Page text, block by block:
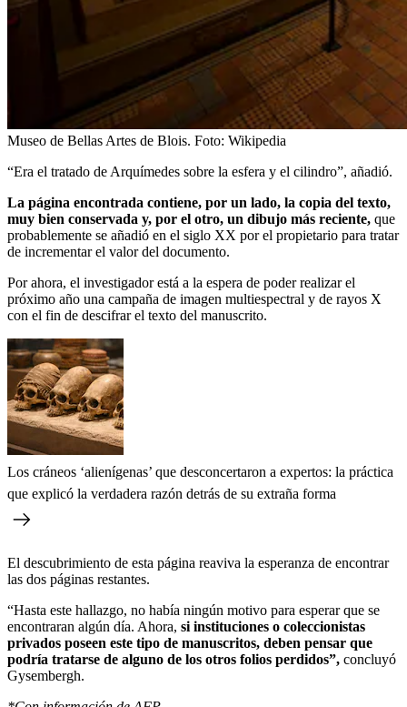
Museo de Bellas Artes de Blois. Foto: Wikipedia
“Era el tratado de Arquímedes sobre la esfera y el cilindro”, añadió.
La página encontrada contiene, por un lado, la copia del texto,
muy bien conservada y, por el otro, un dibujo más reciente, que
probablemente se añadió en el siglo XX por el propietario para tratar
de incrementar el valor del documento.
Por ahora, el investigador está a la espera de poder realizar el
próximo año una campaña de imagen multiespectral y de rayos X
con el fin de descifrar el texto del manuscrito.
Los cráneos ‘alienígenas’ que desconcertaron a expertos: la práctica
que explicó la verdadera razón detrás de su extraña forma
El descubrimiento de esta página reaviva la esperanza de encontrar
las dos páginas restantes.
“Hasta este hallazgo, no había ningún motivo para esperar que se
encontraran algún día. Ahora, si instituciones o coleccionistas
privados poseen este tipo de manuscritos, deben pensar que
podría tratarse de alguno de los otros folios perdidos”, concluyó
Gysembergh.